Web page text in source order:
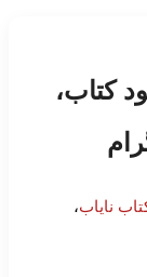
کتاب،
نایاب،